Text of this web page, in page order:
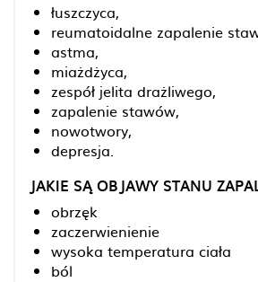
łuszczyca,
reumatoidalne zapalenie
astma,
miażdżyca,
zespół jelita drażliwego,
zapalenie stawów,
nowotwory,
depresja.
JAKIE SĄ OBJAWY STANU
obrzęk
zaczerwienienie
wysoka temperatura ciała
ból